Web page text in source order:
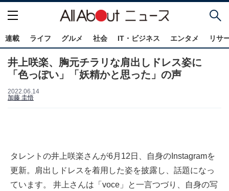
連載 ライフ グルメ 社会 IT・ビジネス エンタメ リサ
井上咲楽、胸元チラリな肩出しドレス姿に
「色っぽい」「妖精かと思った」の声
2022.06.14
加藤 圭悟
タレントの井上咲楽さんが6月12日、自身のInstagramを
更新。肩出しドレスを着用した姿を披露し、話題になっ
ています。 井上さんは「voce」と一言つづり、自身の写